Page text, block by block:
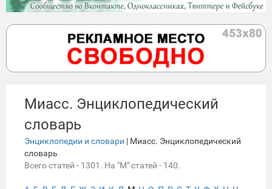
Миасс. Энциклопедический
словарь
Энциклопедии и словари | Миасс. Энциклопедический
словарь
Всего статей - 1301. На "М" статей - 140.